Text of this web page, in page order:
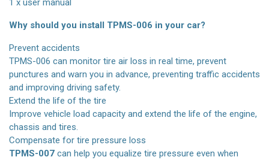
1 x user manual
Why should you install TPMS-006 in your car?
Prevent accidents
TPMS-006 can monitor tire air loss in real time, prevent
punctures and warn you in advance, preventing traffic accidents
and improving driving safety.
Extend the life of the tire
Improve vehicle load capacity and extend the life of the engine,
chassis and tires.
Compensate for tire pressure loss
TPMS-007 can help you equalize tire pressure even when